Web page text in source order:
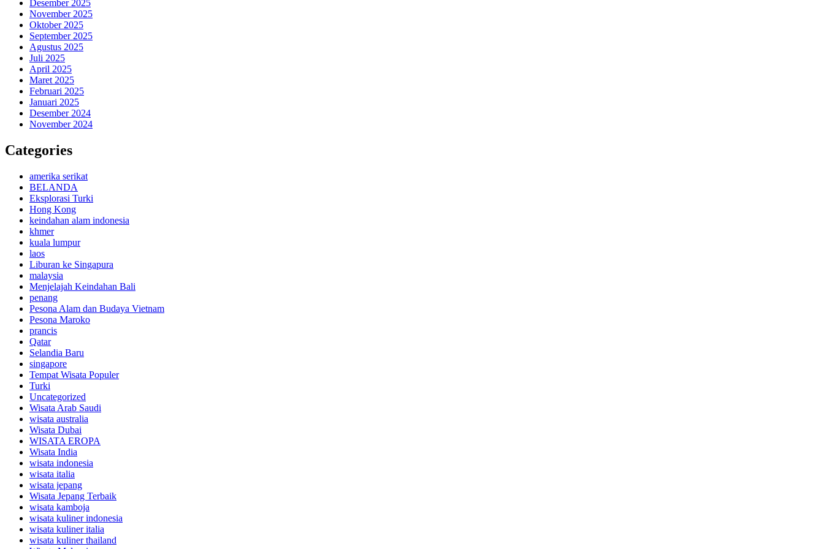
Desember 2025
November 2025
Oktober 2025
September 2025
Agustus 2025
Juli 2025
April 2025
Maret 2025
Februari 2025
Januari 2025
Desember 2024
November 2024
Categories
amerika serikat
BELANDA
Eksplorasi Turki
Hong Kong
keindahan alam indonesia
khmer
kuala lumpur
laos
Liburan ke Singapura
malaysia
Menjelajah Keindahan Bali
penang
Pesona Alam dan Budaya Vietnam
Pesona Maroko
prancis
Qatar
Selandia Baru
singapore
Tempat Wisata Populer
Turki
Uncategorized
Wisata Arab Saudi
wisata australia
Wisata Dubai
WISATA EROPA
Wisata India
wisata indonesia
wisata italia
wisata jepang
Wisata Jepang Terbaik
wisata kamboja
wisata kuliner indonesia
wisata kuliner italia
wisata kuliner thailand